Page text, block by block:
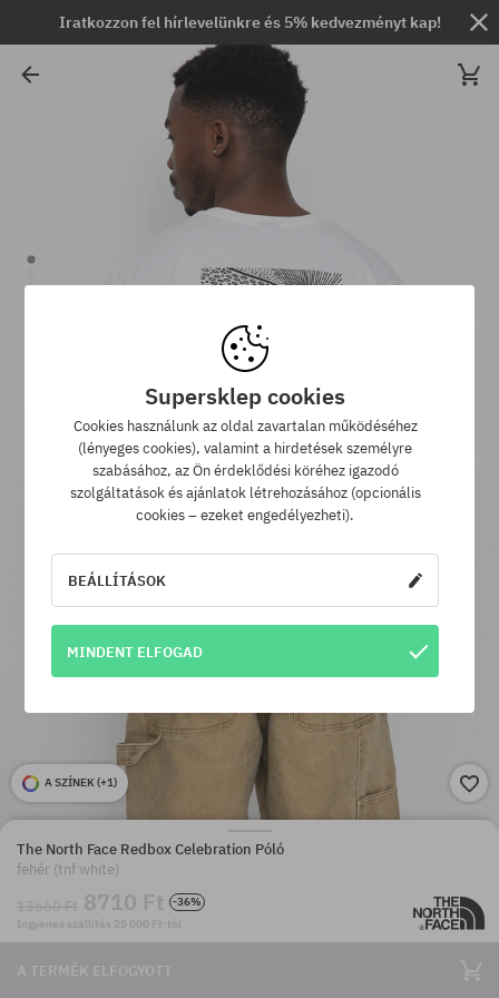
Iratkozzon fel hírlevelünkre és 5% kedvezményt kap!
A SZÍNEK (+1)
The North Face Redbox Celebration Póló
fehér (tnf white)
13660 Ft 8710 Ft
-36%
Ingyenes szállítás 25 000 Ft-tól
A TERMÉK ELFOGYOTT
Supersklep cookies
Cookies használunk az oldal zavartalan működéséhez
(lényeges cookies), valamint a hirdetések személyre
szabásához, az Ön érdeklődési köréhez igazodó
szolgáltatások és ajánlatok létrehozásához (opcionális
cookies – ezeket engedélyezheti).
BEÁLLÍTÁSOK
MINDENT ELFOGAD